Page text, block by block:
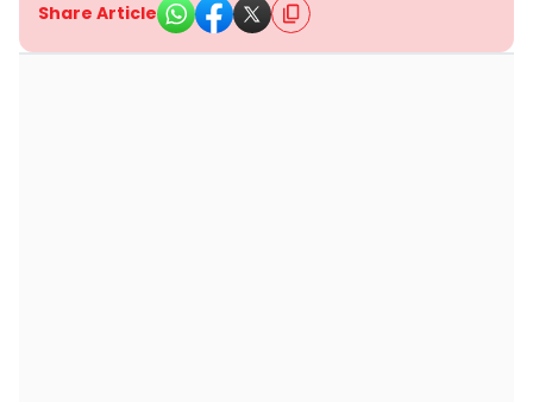
Share Article